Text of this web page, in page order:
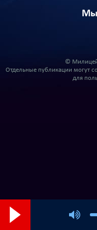
Мы
©
Отдельные публикации могут
для